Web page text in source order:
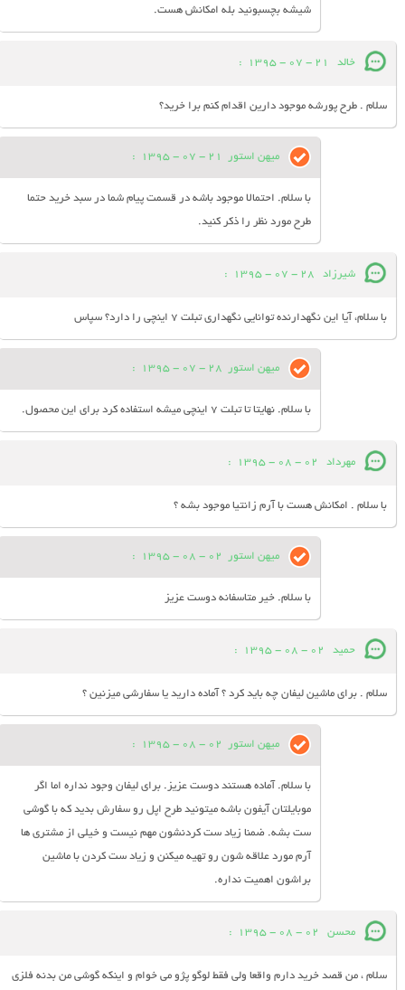
شیشه بچسبونید بله امکانش هست.
خالد 21 - 07 - 1395
:
سلام . طرح پورشه موجود دارین اقدام کنم برا خرید؟
میهن استور 21 - 07 - 1395
:
با سلام. احتمالا موجود باشه در قسمت پیام شما در سبد خرید حتما
طرح مورد نظر را ذکر کنید.
شیرزاد 28 - 07 - 1395
:
با سلام، آیا این نگهدارنده توانایی نگهداری تبلت 7 اینچی را دارد؟ سپاس
میهن استور 28 - 07 - 1395
:
با سلام. نهایتا تا تبلت 7 اینچی میشه استفاده کرد برای این محصول.
مهرداد 02 - 08 - 1395
:
با سلام . امکانش هست با آرم زانتیا موجود بشه ؟
میهن استور 02 - 08 - 1395
:
با سلام. خیر متاسفانه دوست عزیز
حمید 02 - 08 - 1395
:
سلام . برای ماشین لیفان چه باید کرد ؟ آماده دارید یا سفارشی میزنین ؟
میهن استور 02 - 08 - 1395
:
با سلام. آماده هستند دوست عزیز. برای لیفان وجود نداره اما اگر
موبایلتان آیفون باشه میتونید طرح اپل رو سفارش بدید که با گوشی
ست بشه. ضمنا زیاد ست کردنشون مهم نیست و خیلی از مشتری ها
آرم مورد علاقه شون رو تهیه میکنن و زیاد ست کردن با ماشین
براشون اهمیت نداره.
محسن 02 - 08 - 1395
:
سلام ، من قصد خرید دارم واقعا ولی فقط لوگو پژو می خوام و اینکه گوشی من بدنه فلزی